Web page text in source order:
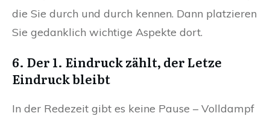
die Sie durch und durch kennen. Dann platzieren
Sie gedanklich wichtige Aspekte dort.
6. Der 1. Eindruck zählt, der Letze
Eindruck bleibt
In der Redezeit gibt es keine Pause – Volldampf